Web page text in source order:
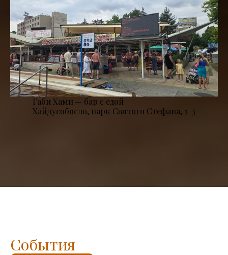
Габи Хами — бар с едой
Хайдусобосло, парк Святого Стефана, 1–3
События